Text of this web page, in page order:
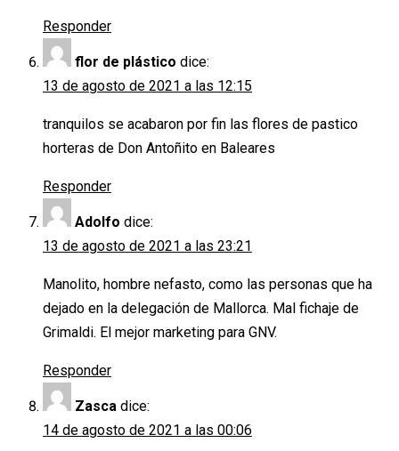
Responder
flor de plástico dice:
13 de agosto de 2021 a las 12:15
tranquilos se acabaron por fin las flores de pastico
horteras de Don Antoñito en Baleares
Responder
Adolfo dice:
13 de agosto de 2021 a las 23:21
Manolito, hombre nefasto, como las personas que ha
dejado en la delegación de Mallorca. Mal fichaje de
Grimaldi. El mejor marketing para GNV.
Responder
Zasca dice:
14 de agosto de 2021 a las 00:06